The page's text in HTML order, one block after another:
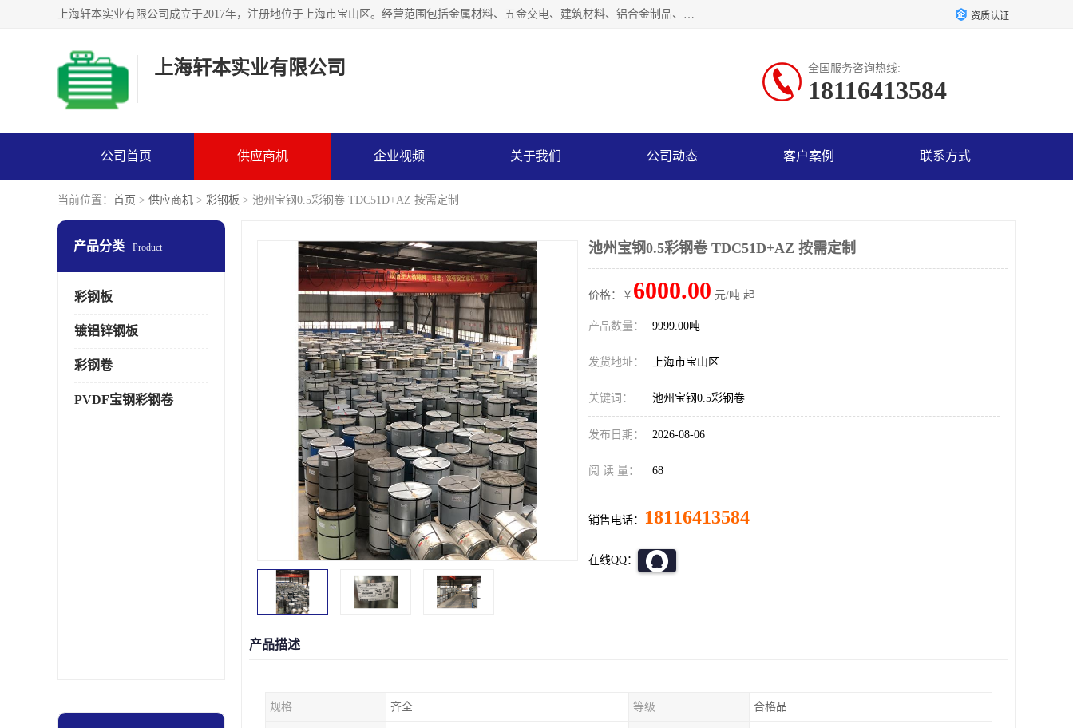
上海轩本实业有限公司成立于2017年，注册地位于上海市宝山区。经营范围包括金属材料、五金交电、建筑材料、铝合金制品、机械设备、电线电缆、装潢材料等；公司主营产品：宝钢彩钢板、宝钢彩钢卷、宝钢彩涂板、宝钢彩涂卷、宝钢高耐候彩钢板，宝钢氟碳彩钢板。是一家集钢铁贸易，物流、加工为一体的产业全配套公司。 资质认证
上海轩本实业有限公司 全国服务咨询热线:
18116413584
公司首页 供应商机 企业视频 关于我们 公司动态 客户案例 联系方式
当前位置： 首页 > 供应商机 > 彩钢板 > 池州宝钢0.5彩钢卷 TDC51D+AZ 按需定制
产品分类 Product
彩钢板
镀铝锌钢板
彩钢卷
PVDF宝钢彩钢卷
池州宝钢0.5彩钢卷 TDC51D+AZ 按需定制
价格：￥ 6000.00 元/吨 起
产品数量： 9999.00吨
发货地址： 上海市宝山区
关键词： 池州宝钢0.5彩钢卷
发布日期： 2026-08-06
阅 读 量： 68
销售电话： 18116413584
在线QQ：
产品描述
规格 齐全 等级 合格品